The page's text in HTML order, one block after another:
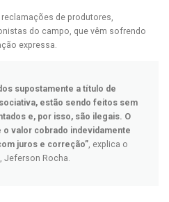
de produtores,
do campo, que vêm sofrendo
expressa.
supostamente a título de
estão sendo feitos sem
e, por isso, são ilegais. O
o valor cobrado indevidamente
juros e correção”, explica o
Jeferson Rocha.